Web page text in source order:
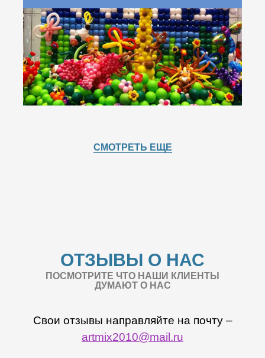
СМОТРЕТЬ ЕЩЕ
ОТЗЫВЫ О НАС
ПОСМОТРИТЕ ЧТО НАШИ КЛИЕНТЫ
ДУМАЮТ О НАС
Свои отзывы направляйте на почту –
artmix2010@mail.ru